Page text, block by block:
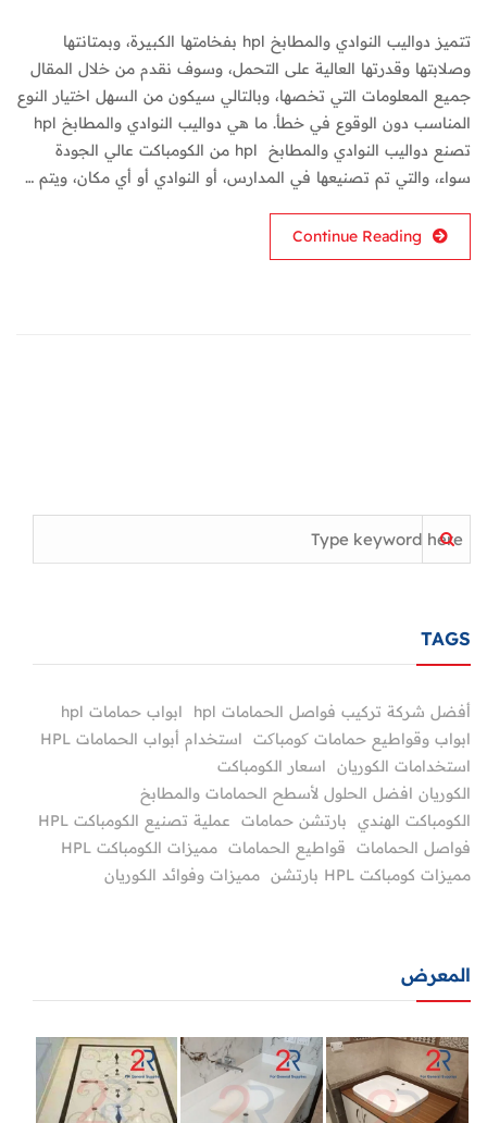
تتميز دواليب النوادي والمطابخ hpl بفخامتها الكبيرة، وبمتانتها
وصلابتها وقدرتها العالية على التحمل، وسوف نقدم من خلال المقال
جميع المعلومات التي تخصها، وبالتالي سيكون من السهل اختيار النوع
المناسب دون الوقوع في خطأ. ما هي دواليب النوادي والمطابخ hpl
تصنع دواليب النوادي والمطابخ hpl من الكومباكت عالي الجودة
سواء، والتي تم تصنيعها في المدارس، أو النوادي أو أي مكان، ويتم …
Continue Reading
TAGS
أفضل شركة تركيب فواصل الحمامات hpl
ابواب حمامات hpl
ابواب وقواطيع حمامات کومباکت
استخدام أبواب الحمامات HPL
استخدامات الكوريان
اسعار الكومباكت
الكوريان افضل الحلول لأسطح الحمامات والمطابخ
الكومباكت الهندي
بارتشن حمامات
عملية تصنيع الكومباكت HPL
فواصل الحمامات
قواطيع الحمامات مميزات الكومباكت HPL
مميزات كومباكت HPL بارتشن
مميزات وفوائد الكوريان
المعرض